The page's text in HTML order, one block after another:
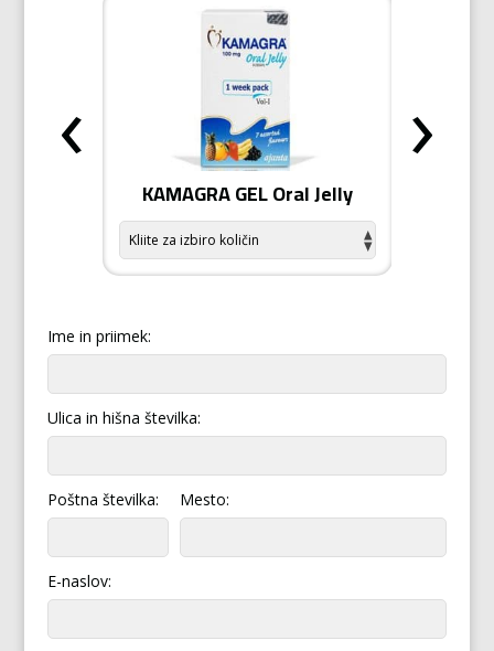
KAMAGRA GEL Oral Jelly
‹ ›
Ime in priimek:
Ulica in hišna številka:
Poštna številka: Mesto:
E-naslov: